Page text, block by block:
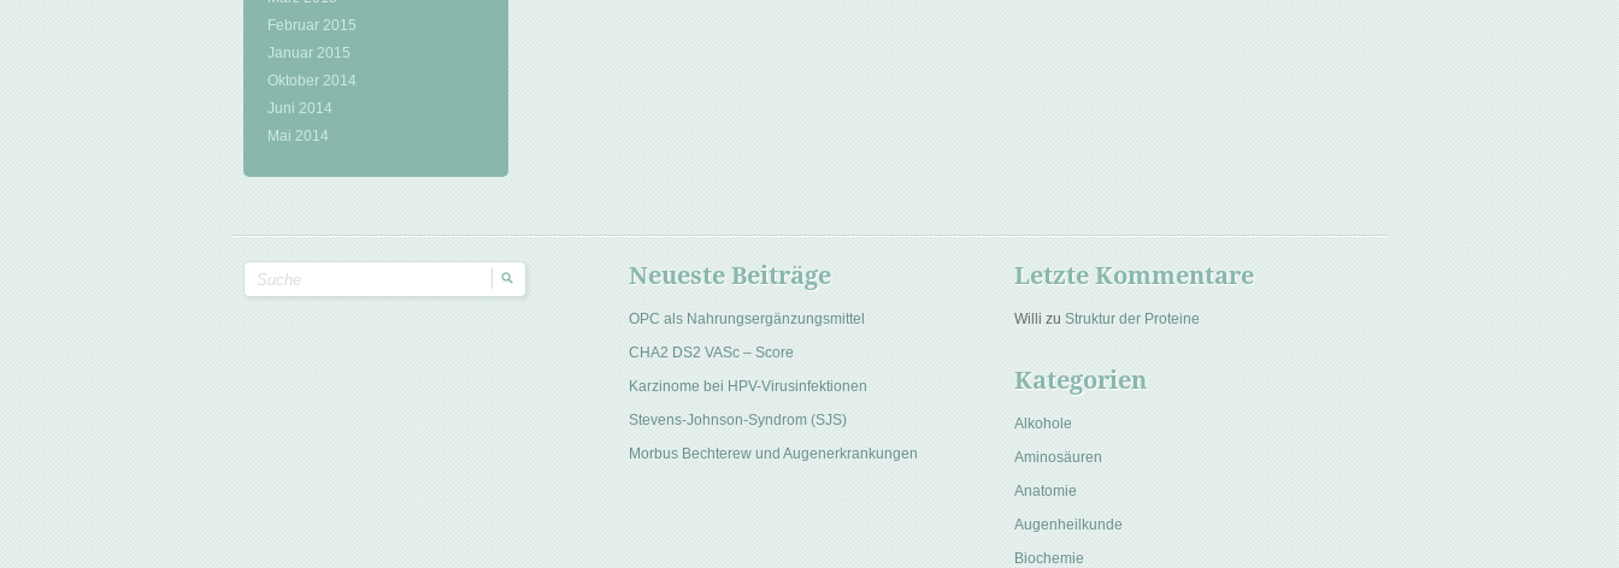
Februar 2015
Januar 2015
Oktober 2014
Juni 2014
Mai 2014
Neueste Beiträge
OPC als Nahrungsergänzungsmittel
CHA2 DS2 VASc – Score
Karzinome bei HPV-Virusinfektionen
Stevens-Johnson-Syndrom (SJS)
Morbus Bechterew und Augenerkrankungen
Letzte Kommentare
Willi zu Struktur der Proteine
Kategorien
Alkohole
Aminosäuren
Anatomie
Augenheilkunde
Biochemie